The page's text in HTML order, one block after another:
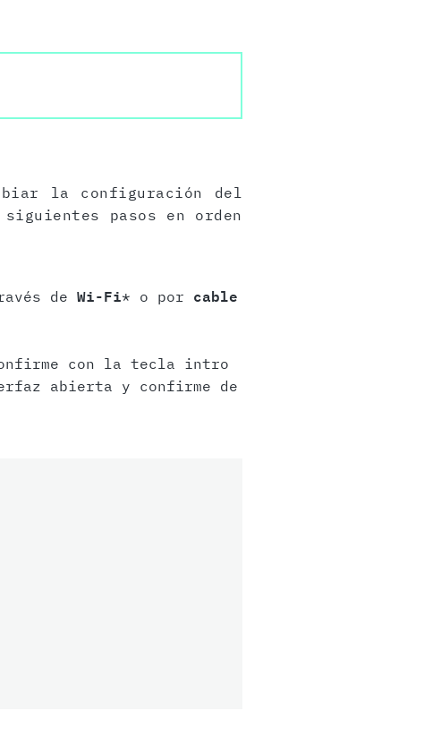
la configuración del
siguientes pasos en orden
de Wi-Fi* o por cable
con la tecla intro
abierta y confirme de